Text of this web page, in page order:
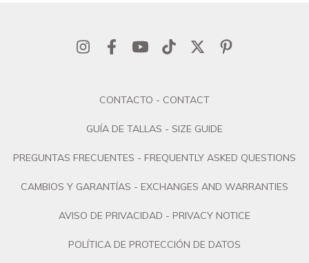
CONTACTO - CONTACT
GUÍA DE TALLAS - SIZE GUIDE
PREGUNTAS FRECUENTES - FREQUENTLY ASKED QUESTIONS
CAMBIOS Y GARANTÍAS - EXCHANGES AND WARRANTIES
AVISO DE PRIVACIDAD - PRIVACY NOTICE
POLÍTICA DE PROTECCIÓN DE DATOS